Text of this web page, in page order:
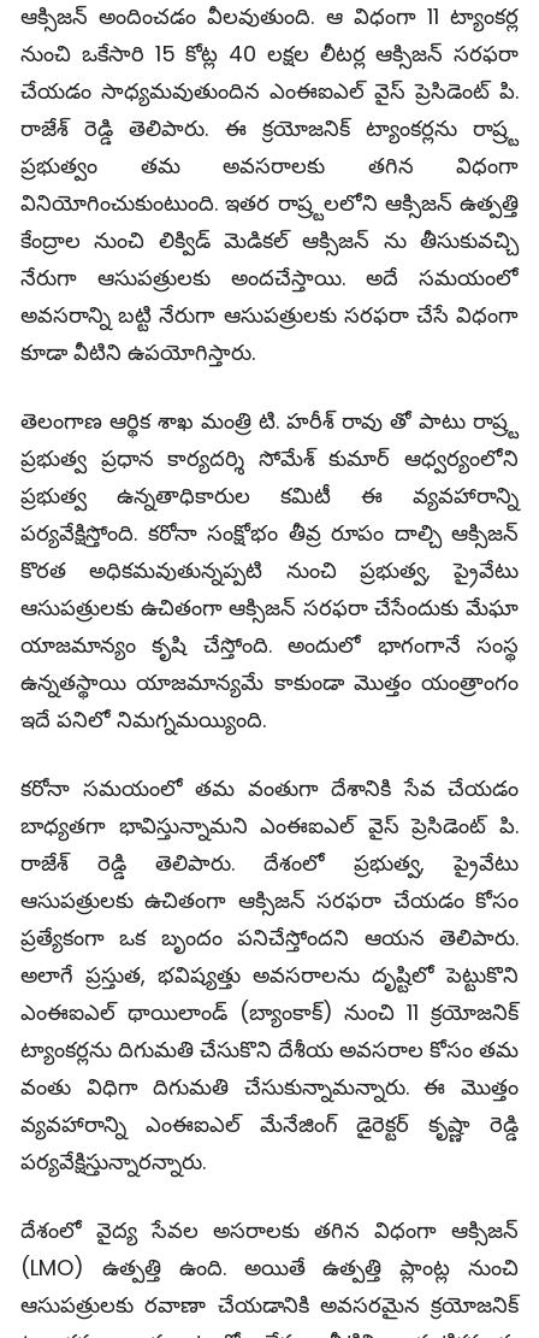
ఆక్సిజన్ అందించడం వీలవుతుంది. ఆ విధంగా 11 ట్యాంకర్ల
నుంచి ఒకేసారి 15 కోట్ల 40 లక్షల లీటర్ల ఆక్సిజన్ సరఫరా
చేయడం సాధ్యమవుతుందిన ఎంఈఐఎల్ వైస్ ప్రెసిడెంట్ పి.
రాజేశ్ రెడ్డి తెలిపారు. ఈ క్రయోజనిక్ ట్యాంకర్లను రాష్ర్ట
ప్రభుత్వం తమ అవసరాలకు తగిన విధంగా
వినియోగించుకుంటుంది. ఇతర రాష్ర్టలలోని ఆక్సిజన్ ఉత్పత్తి
కేంద్రాల నుంచి లిక్విడ్ మెడికల్ ఆక్సిజన్ ను తీసుకువచ్చి
నేరుగా ఆసుపత్రులకు అందచేస్తాయి. అదే సమయంలో
అవసరాన్ని బట్టి నేరుగా ఆసుపత్రులకు సరఫరా చేసే విధంగా
కూడా వీటిని ఉపయోగిస్తారు.
తెలంగాణ ఆర్థిక శాఖ మంత్రి టి. హరీశ్ రావు తో పాటు రాష్ర్ట
ప్రభుత్వ ప్రధాన కార్యదర్శి సోమేశ్ కుమార్ ఆధ్వర్యంలోని
ప్రభుత్వ ఉన్నతాధికారుల కమిటీ ఈ వ్యవహారాన్ని
పర్యవేక్షిస్తోంది. కరోనా సంక్షోభం తీవ్ర రూపం దాల్చి ఆక్సిజన్
కొరత అధికమవుతున్నప్పటి నుంచి ప్రభుత్వ, ప్రైవేటు
ఆసుపత్రులకు ఉచితంగా ఆక్సిజన్ సరఫరా చేసేందుకు మేఘా
యాజమాన్యం కృషి చేస్తోంది. అందులో భాగంగానే సంస్థ
ఉన్నతస్థాయి యాజమాన్యమే కాకుండా మొత్తం యంత్రాంగం
ఇదే పనిలో నిమగ్నమయ్యింది.
కరోనా సమయంలో తమ వంతుగా దేశానికి సేవ చేయడం
బాధ్యతగా భావిస్తున్నామని ఎంఈఐఎల్ వైస్ ప్రెసిడెంట్ పి.
రాజేశ్ రెడ్డి తెలిపారు. దేశంలో ప్రభుత్వ, ప్రైవేటు
ఆసుపత్రులకు ఉచితంగా ఆక్సిజన్ సరఫరా చేయడం కోసం
ప్రత్యేకంగా ఒక బృందం పనిచేస్తోందని ఆయన తెలిపారు.
అలాగే ప్రస్తుత, భవిష్యత్తు అవసరాలను దృష్టిలో పెట్టుకొని
ఎంఈఐఎల్ థాయిలాండ్ (బ్యాంకాక్) నుంచి 11 క్రయోజనిక్
ట్యాంకర్లను దిగుమతి చేసుకొని దేశీయ అవసరాల కోసం తమ
వంతు విధిగా దిగుమతి చేసుకున్నామన్నారు. ఈ మొత్తం
వ్యవహారాన్ని ఎంఈఐఎల్ మేనేజింగ్ డైరెక్టర్ కృష్ణా రెడ్డి
పర్యవేక్షిస్తున్నారన్నారు.
దేశంలో వైద్య సేవల అసరాలకు తగిన విధంగా ఆక్సిజన్
(LMO) ఉత్పత్తి ఉంది. అయితే ఉత్పత్తి ప్లాంట్ల నుంచి
ఆసుపత్రులకు రవాణా చేయడానికి అవసరమైన క్రయోజనిక్